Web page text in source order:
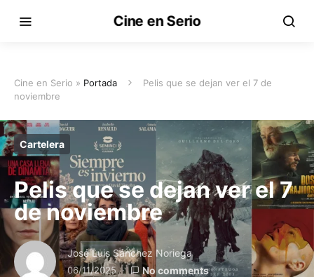
Cine en Serio
Cine en Serio » Portada
Pelis que se dejan ver el 7 de
noviembre
Cartelera
Pelis que se dejan ver el 7
de noviembre
José Luis Sánchez Noriega
06/11/2025 No comments